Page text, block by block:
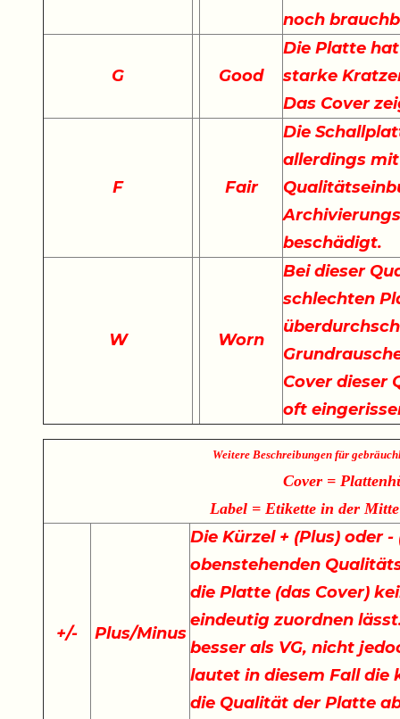
noch
G Good
Die Platte
starke
Das Cover
F Fair
Die
allerdings
beschädigt.
W Worn
Bei dieser
schlechten
Cover dieser
oft
Weitere Beschreibungen für
Cover =
Label = Etikette in der
+/- Plus/Minus
Die Kürzel + (Plus) oder
obenstehenden
die Platte (das Cover)
eindeutig zuordnen
besser als VG, nicht
lautet in diesem Fall die
die Qualität der Platte